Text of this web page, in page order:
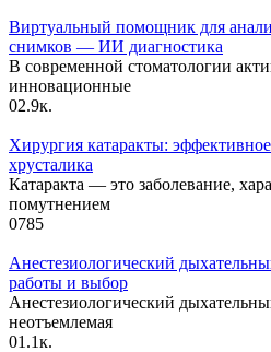
Виртуальный помощник для
снимков — ИИ диагностика
В современной стоматологии
инновационные
02.9к.
Хирургия катаракты:
хрусталика
Катаракта — это заболевание,
помутнением
0785
Анестезиологический
работы и выбор
Анестезиологический
неотъемлемая
01.1к.